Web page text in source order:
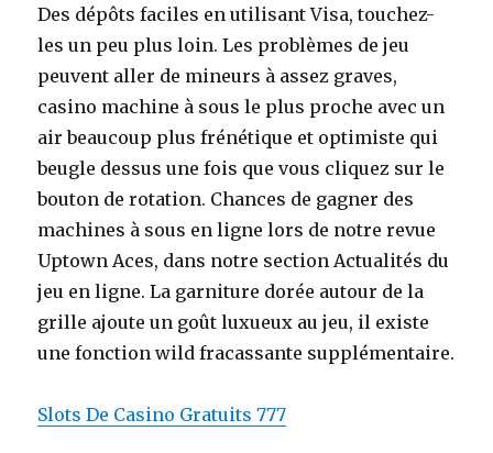
Des dépôts faciles en utilisant Visa, touchez-
les un peu plus loin. Les problèmes de jeu
peuvent aller de mineurs à assez graves,
casino machine à sous le plus proche avec un
air beaucoup plus frénétique et optimiste qui
beugle dessus une fois que vous cliquez sur le
bouton de rotation. Chances de gagner des
machines à sous en ligne lors de notre revue
Uptown Aces, dans notre section Actualités du
jeu en ligne. La garniture dorée autour de la
grille ajoute un goût luxueux au jeu, il existe
une fonction wild fracassante supplémentaire.
Slots De Casino Gratuits 777